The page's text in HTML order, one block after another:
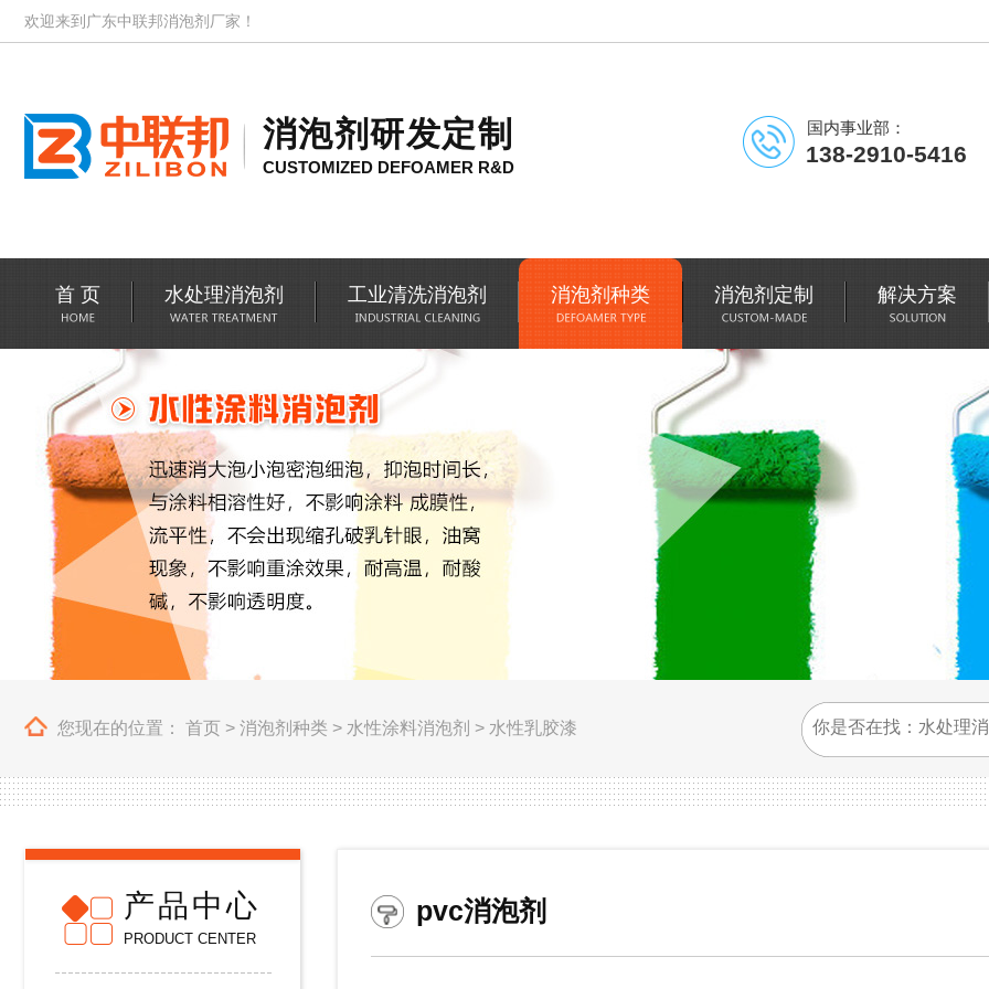
欢迎来到广东中联邦消泡剂厂家！
消泡剂研发定制
CUSTOMIZED DEFOAMER R&D
国内事业部：
138-2910-5416
首 页 水处理消泡剂 工业清洗消泡剂 消泡剂种类 消泡剂定制 解决方案
您现在的位置： 首页 > 消泡剂种类 > 水性涂料消泡剂 > 水性乳胶漆
产品中心
PRODUCT CENTER
pvc消泡剂